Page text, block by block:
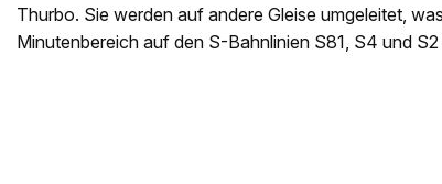
Thurbo. Sie werden auf andere Gleise umgeleitet,
Minutenbereich auf den S-Bahnlinien S81, S4 und